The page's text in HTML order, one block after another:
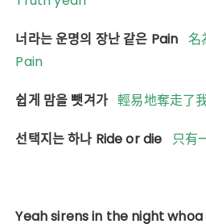
너라는 운명의 장난 같은 Pain 名
Pain
쉽게 맘을 뺏겨가輕易地奪走了
선택지는 하나 Ride or die 只有
Yeah sirens in the night